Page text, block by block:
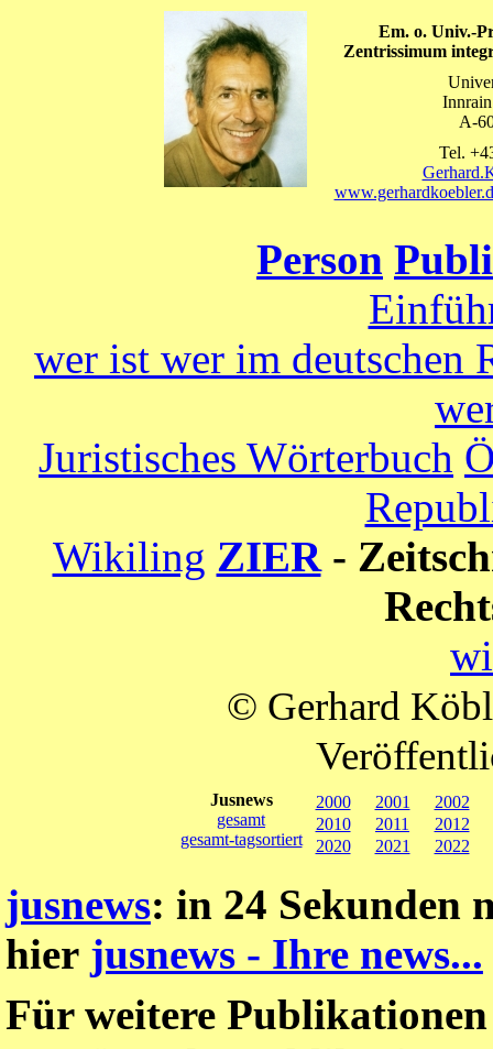
Em.o. Univ.-
Zentrissimum
A-
Tel.
Person
wer ist wer im deutschen
Juristisches Wörterbuch
Wikiling ZIER -
© Gerhard
Jusnews
gesamt
gesamt-tagsortiert
2000 2001
2002
2010
2011
2012
2020
2021 2022
jusnews: in 24 Sekunden
hier jusnews - Ihre news...
Für weitere